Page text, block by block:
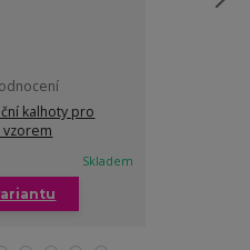
kalhoty pro
vzorem
Skladem